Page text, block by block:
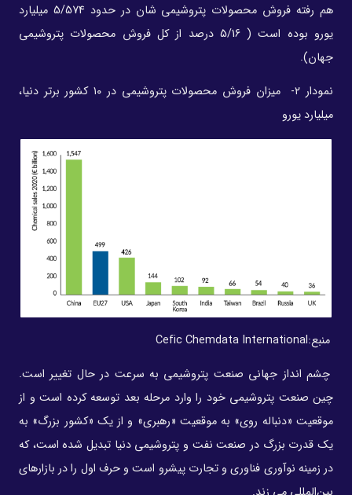
هم رفته فروش محصولات پتروشیمی شان در حدود 5/574 میلیارد
یورو بوده است ( 5/16 درصد از کل فروش محصولات پتروشیمی
جهان).
نمودار ۲- میزان فروش محصولات پتروشیمی در ۱۰ کشور برتر دنیا،
میلیارد یورو
منبع:Cefic Chemdata International
چشم انداز جهانی صنعت پتروشیمی به سرعت در حال تغییر است.
چین صنعت پتروشیمی خود را وارد مرحله بعد توسعه کرده است و از
موقعیت «دنباله روی» به موقعیت «رهبری» و از یک «کشور بزرگ» به
یک قدرت بزرگ در صنعت نفت و پتروشیمی دنیا تبدیل شده است، که
در زمینه نوآوری فناوری و تجارت پیشرو است و حرف اول را در بازارهای